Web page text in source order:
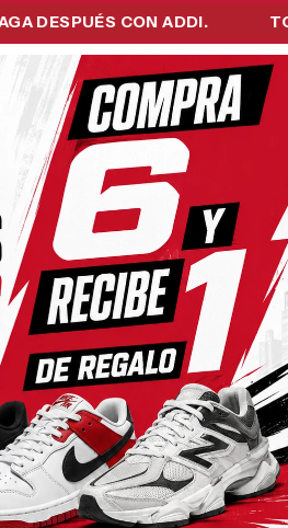
CON ADDI. TODO LO
SneakersTecnologíaRopa de Hombre